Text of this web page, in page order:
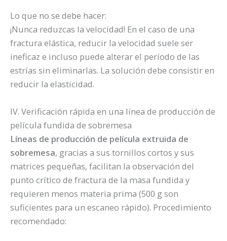
Lo que no se debe hacer:
¡Nunca reduzcas la velocidad! En el caso de una
fractura elástica, reducir la velocidad suele ser
ineficaz e incluso puede alterar el período de las
estrías sin eliminarlas. La solución debe consistir en
reducir la elasticidad.
IV. Verificación rápida en una línea de producción de
película fundida de sobremesa
Líneas de producción de película extruida de
sobremesa, gracias a sus tornillos cortos y sus
matrices pequeñas, facilitan la observación del
punto crítico de fractura de la masa fundida y
requieren menos materia prima (500 g son
suficientes para un escaneo rápido). Procedimiento
recomendado: